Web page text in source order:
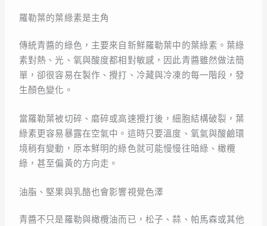
羅勒葉的葉綠素是主角
傳統青醬的綠色，主要來自新鮮羅勒葉中的葉綠素。葉綠
素對熱、光、氧與酸度都相對敏感，因此青醬雖然做法簡
單，卻很容易在製作、攪打、冷藏與冷凍的每一階段，發
生顏色變化。
當羅勒葉被切碎、磨碎或高速攪打後，細胞結構破裂，葉
綠素更容易暴露在空氣中。這時只要溫度、氧氣與酸鹼環
境稍有變動，原本鮮明的綠色就可能慢慢往暗綠、橄欖
綠，甚至偏黃的方向走。
油脂、堅果與乳酪也會影響視覺色澤
青醬不只是羅勒與橄欖油而已，松子、蒜、帕馬森或其他